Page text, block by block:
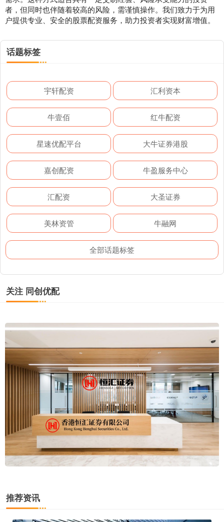
者，但同时也伴随着较高的风险，需谨慎操作。我们致力于为用
户提供专业、安全的股票配资服务，助力投资者实现财富增值。
话题标签
宇轩配资 汇利资本
牛壹佰 红牛配资
星速优配平台 大牛证券港股
嘉创配资 牛盈服务中心
汇配资 大圣证券
美林资管 牛融网
全部话题标签
关注 同创优配
推荐资讯